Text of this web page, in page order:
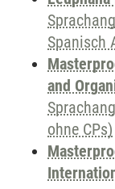
Spanisch
and
ohne CPs)